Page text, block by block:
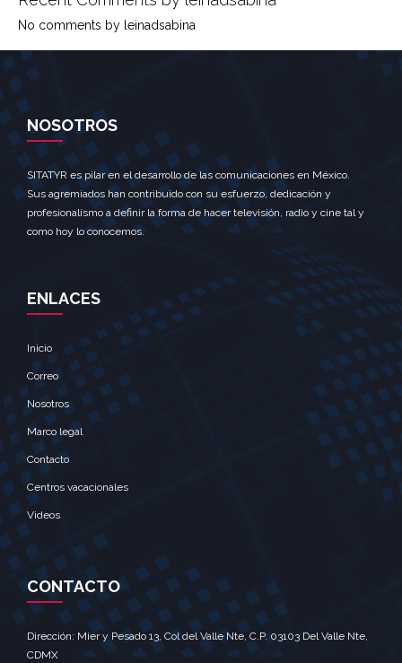
No comments by leinadsabina
NOSOTROS
SITATYR es pilar en el desarrollo de las comunicaciones en México.
Sus agremiados han contribuido con su esfuerzo, dedicación y
profesionalismo a definir la forma de hacer televisión, radio y cine tal y
como hoy lo conocemos.
ENLACES
Inicio
Correo
Nosotros
Marco legal
Contacto
Centros vacacionales
Videos
CONTACTO
Dirección: Mier y Pesado 13, Col del Valle Nte, C.P. 03103 Del Valle Nte,
CDMX‎